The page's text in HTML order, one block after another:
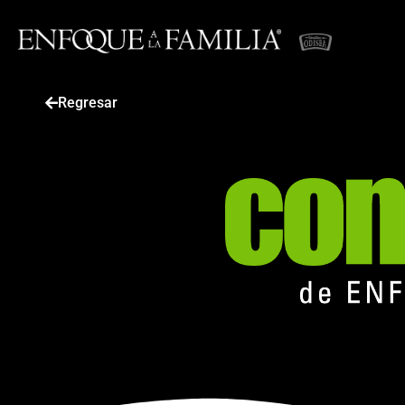
Regresar